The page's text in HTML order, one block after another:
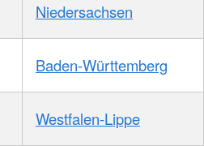
Niedersachsen
Baden-Württemberg
Westfalen-Lippe